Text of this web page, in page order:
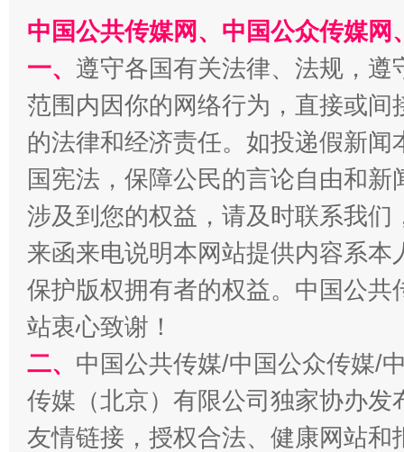
中国公共传媒网、中国公众传媒
一、 遵守各国有关法律、法规，
范围内因你的网络行为，直接或
的法律和经济责任。如投递假新
国宪法，保障公民的言论自由和
涉及到您的权益，请及时联系我
来函来电说明本网站提供内容系
保护版权拥有者的权益。中国公
站衷心致谢！
二、 中国公共传媒/中国公众传媒/
传媒（北京）有限公司独家协办
友情链接，授权合法、健康网站